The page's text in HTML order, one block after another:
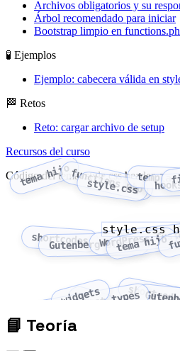
Archivos obligatorios y su
Árbol recomendado para iniciar
Bootstrap limpio en
🧪 Ejemplos
Ejemplo: cabecera válida en
🏁 Retos
Reto: cargar archivo de setup
Recursos del curso
Código del tema: style.css header
tema hijofunctions.php
style.css
shortcodes
Gutenberg blocks
WordPress
tema hijo
custom post types
widgets
menus
style.css
📘 Teoría